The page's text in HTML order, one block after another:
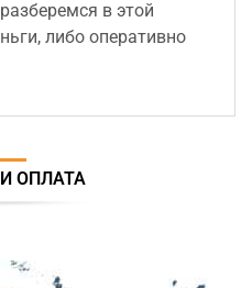
в этой
либо оперативно
ОПЛАТА